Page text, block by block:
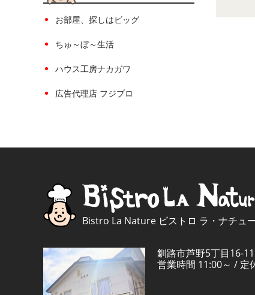
お部屋、探しはビッグ
ちゅ～ぼ～生活
ハウス工房ナカガワ
広告代理店 フジプロ
Bistro La Nature ビストロ ラ・ナチュ
釧路市芦野5丁目16-
営業時間 11:00～ / 定